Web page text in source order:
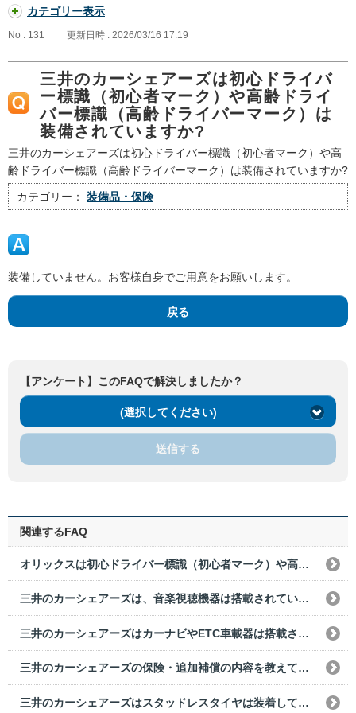
カテゴリー表示
No : 131 更新日時 : 2026/03/16 17:19
三井のカーシェアーズは初心ドライバ
ー標識（初心者マーク）や高齢ドライ
バー標識（高齢ドライバーマーク）は
装備されていますか?
三井のカーシェアーズは初心ドライバー標識（初心者マーク）や高
齢ドライバー標識（高齢ドライバーマーク）は装備されていますか?
カテゴリー： 装備品・保険
装備していません。お客様自身でご用意をお願いします。
戻る
【アンケート】このFAQで解決しましたか？
(選択してください)
送信する
関連するFAQ
オリックスは初心ドライバー標識（初心者マーク）や高齢ドライバー標識（高齢ドライバーマーク）は装備されていますか?
三井のカーシェアーズは、音楽視聴機器は搭載されていますか?
三井のカーシェアーズはカーナビやETC車載器は搭載されていますか？
三井のカーシェアーズの保険・追加補償の内容を教えてください。
三井のカーシェアーズはスタッドレスタイヤは装着していますか？